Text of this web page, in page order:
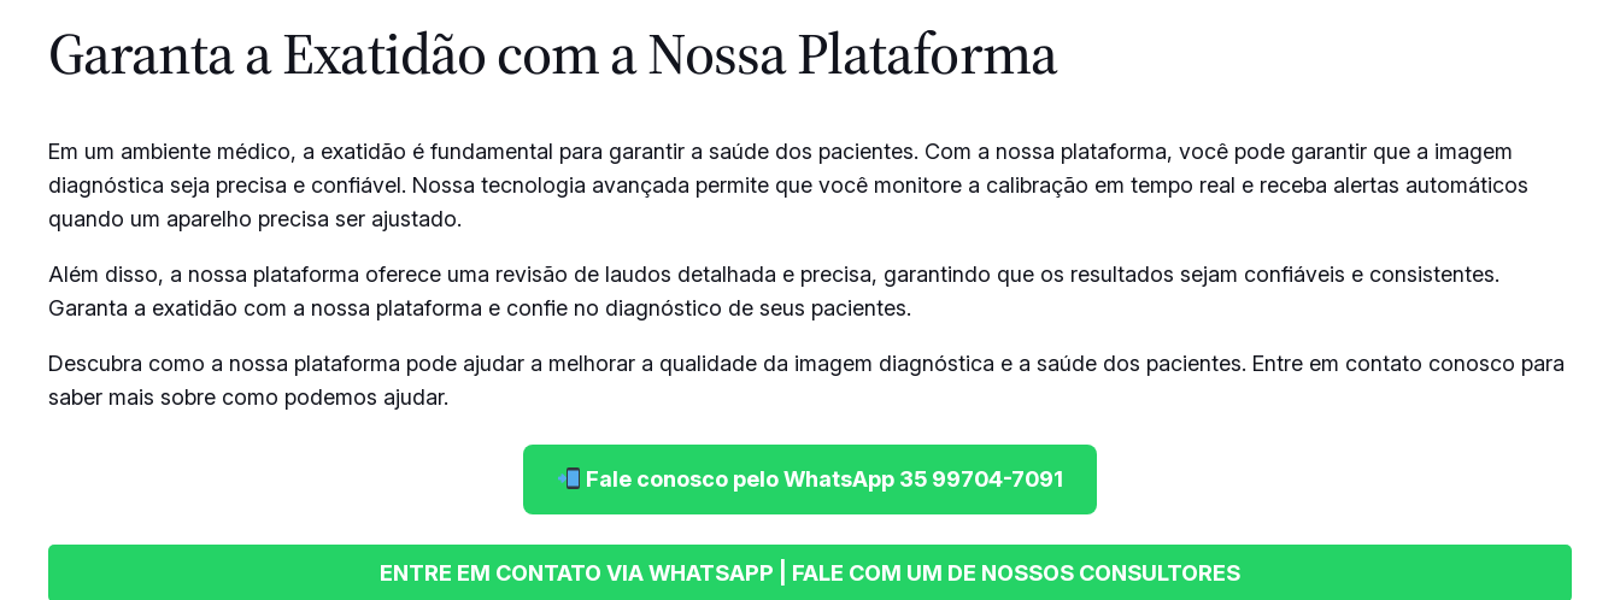
Garanta a Exatidão com a Nossa Plataforma
Em um ambiente médico, a exatidão é fundamental para garantir a saúde dos pacientes. Com a nossa plataforma, você pode garantir que a imagem
diagnóstica seja precisa e confiável. Nossa tecnologia avançada permite que você monitore a calibração em tempo real e receba alertas automáticos
quando um aparelho precisa ser ajustado.
Além disso, a nossa plataforma oferece uma revisão de laudos detalhada e precisa, garantindo que os resultados sejam confiáveis e consistentes.
Garanta a exatidão com a nossa plataforma e confie no diagnóstico de seus pacientes.
Descubra como a nossa plataforma pode ajudar a melhorar a qualidade da imagem diagnóstica e a saúde dos pacientes. Entre em contato conosco para
saber mais sobre como podemos ajudar.
Fale conosco pelo WhatsApp 35 99704-7091